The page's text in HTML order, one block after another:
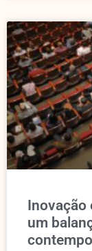
Inovação
um